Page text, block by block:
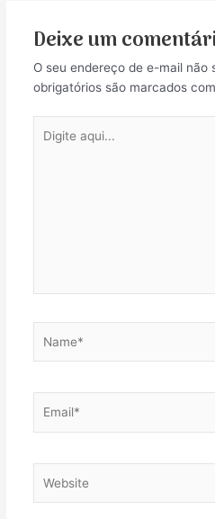
Deixe um
O seu endereço de e-mail não
obrigatórios são marcados com
aqui...